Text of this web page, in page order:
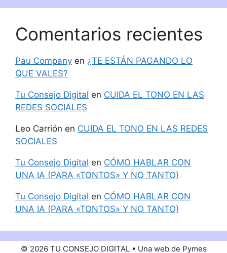
Comentarios recientes
Pau Company en ¿TE ESTÁN PAGANDO LO
QUE VALES?
Tu Consejo Digital en CUIDA EL TONO EN LAS
REDES SOCIALES
Leo Carrión en CUIDA EL TONO EN LAS REDES
SOCIALES
Tu Consejo Digital en CÓMO HABLAR CON
UNA IA (PARA «TONTOS» Y NO TANTO)
Tu Consejo Digital en CÓMO HABLAR CON
UNA IA (PARA «TONTOS» Y NO TANTO)
© 2026 TU CONSEJO DIGITAL • Una web de Pymes